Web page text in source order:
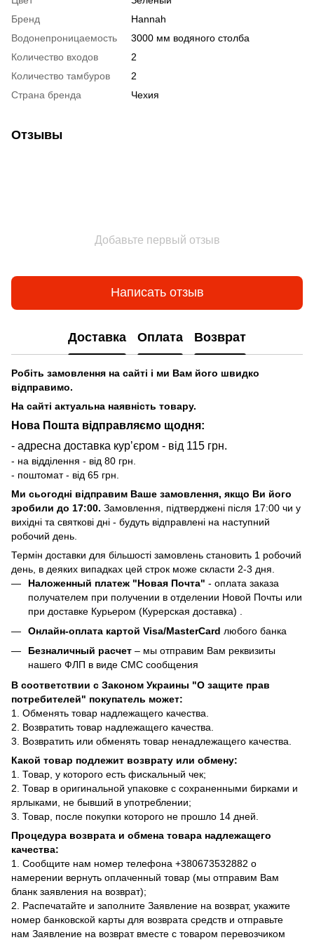
Бренд
Hannah
Водонепроницаемость
3000 мм водяного столба
Количество входов
2
Количество тамбуров
2
Страна бренда
Чехия
Отзывы
Добавьте первый отзыв
Написать отзыв
Доставка Оплата Возврат
Робіть замовлення на сайті і ми Вам його швидко
відправимо.
На сайті актуальна наявність товару.
Нова Пошта відправляємо щодня:
- адресна доставка курʼєром - від 115 грн.
- на відділення - від 80 грн.
- поштомат - від 65 грн.
Ми сьогодні відправим Ваше замовлення, якщо Ви його
зробили до 17:00. Замовлення, підтверджені після 17:00 чи у
вихідні та святкові дні - будуть відправлені на наступний
робочий день.
Термін доставки для більшості замовлень становить 1 робочий
день, в деяких випадках цей строк може скласти 2-3 дня.
Наложенный платеж "Новая Почта" - оплата заказа
получателем при получении в отделении Новой Почты или
при доставке Курьером (Курерская доставка) .
Онлайн-оплата картой Visa/MasterCard любого банка
Безналичный расчет – мы отправим Вам реквизиты
нашего ФЛП в виде СМС сообщения
В соответствии с Законом Украины "О защите прав
потребителей" покупатель может:
1. Обменять товар надлежащего качества.
2. Возвратить товар надлежащего качества.
3. Возвратить или обменять товар ненадлежащего качества.
Какой товар подлежит возврату или обмену:
1. Товар, у которого есть фискальный чек;
2. Товар в оригинальной упаковке с сохраненными бирками и
ярлыками, не бывший в употреблении;
3. Товар, после покупки которого не прошло 14 дней.
Процедура возврата и обмена товара надлежащего
качества:
1. Сообщите нам номер телефона +380673532882 о
намерении вернуть оплаченный товар (мы отправим Вам
бланк заявления на возврат);
2. Распечатайте и заполните Заявление на возврат, укажите
номер банковской карты для возврата средств и отправьте
нам Заявление на возврат вместе с товаром перевозчиком